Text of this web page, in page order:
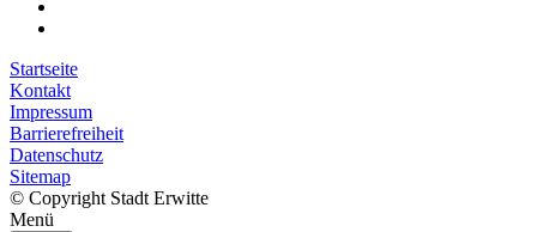
Startseite
Kontakt
Impressum
Barrierefreiheit
Datenschutz
Sitemap
© Copyright Stadt Erwitte
Menü